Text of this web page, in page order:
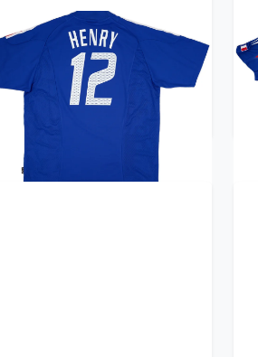
2002-04 France Home Shirt
Henry #12 (XL)
359.99£ · ca. €425
Trikot kaufen